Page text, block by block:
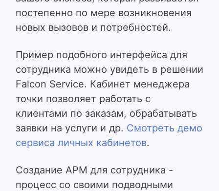
постепенно по мере возникновения
новых вызовов и потребностей.
Пример подобного интерфейса для
сотрудника можно увидеть в решении
Falcon Service. Кабинет менеджера
точки позволяет работать с
клиентами по заказам, обрабатывать
заявки на услуги и др. Смотреть демо
сервиса личных кабинетов.
Создание АРМ для сотрудника -
процесс со своими подводными